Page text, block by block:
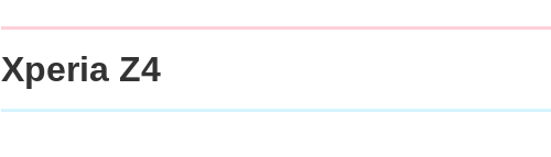
Xperia Z4